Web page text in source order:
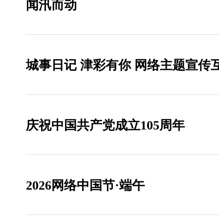
闻汛而动
城事日记 津彩有你 网络主题宣传
庆祝中国共产党成立105周年
2026网络中国节·端午